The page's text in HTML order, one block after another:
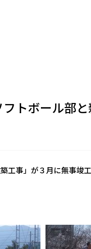
トボール部と
工事」が３月に無事竣